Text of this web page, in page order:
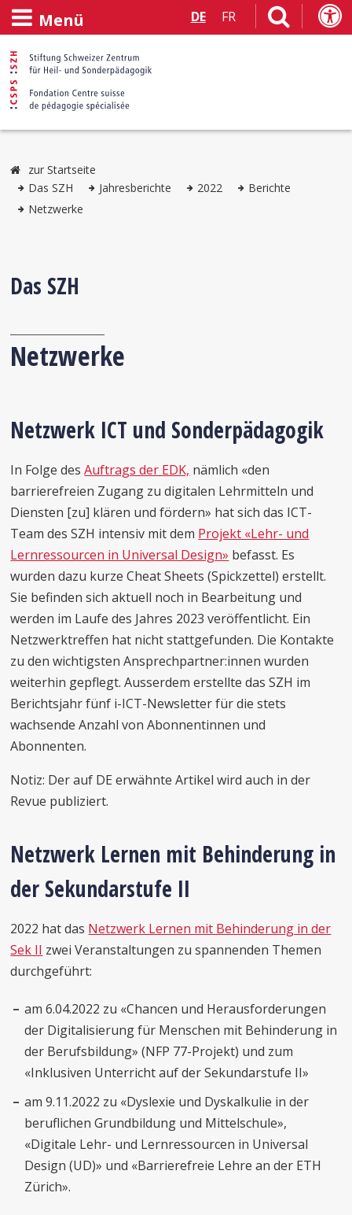
Menü DE FR
zur Startseite
Das SZH
Jahresberichte 2022
Berichte
Netzwerke
Das SZH
Netzwerke
Netzwerk ICT und Sonderpädagogik
In Folge desAuftrags der EDK, nämlich «den
barrierefreien Zugang zu digitalen Lehrmitteln und
Diensten [zu] klären und fördern» hat sich das ICT-
Team des SZH intensiv mit dem Projekt «Lehr- und
Lernressourcen in Universal Design» befasst. Es
wurden dazu kurze Cheat Sheets (Spickzettel) erstellt.
Sie befinden sich aktuell noch in Bearbeitung und
werden im Laufe des Jahres 2023 veröffentlicht. Ein
Netzwerktreffen hat nicht stattgefunden. Die Kontakte
zu den wichtigsten Ansprechpartner:innen wurden
weiterhin gepflegt. Ausserdem erstellte das SZH im
Berichtsjahr fünf i-ICT-Newsletter für die stets
wachsende Anzahl von Abonnentinnen und
Abonnenten.
Notiz: Der auf DE erwähnte Artikel wird auch in der
Revue publiziert.
Netzwerk Lernen mit Behinderung in
der Sekundarstufe II
2022 hat das Netzwerk Lernen mit Behinderung in der
Sek II zwei Veranstaltungen zu spannenden Themen
durchgeführt:
am 6.04.2022 zu «Chancen und Herausforderungen
der Digitalisierung für Menschen mit Behinderung in
der Berufsbildung» (NFP 77-Projekt) und zum
«Inklusiven Unterricht auf der Sekundarstufe II»
am 9.11.2022 zu «Dyslexie und Dyskalkulie in der
beruflichen Grundbildung und Mittelschule»,
«Digitale Lehr- und Lernressourcen in Universal
Design (UD)» und «Barrierefreie Lehre an der ETH
Zürich».